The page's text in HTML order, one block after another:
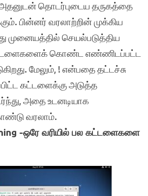
அதனுடன் தொடர்புடைய தருகத்தை
பின்னர் வரலாற்றின் முக்கிய
முனையத்தில் செயல்படுத்திய
கொண்ட எண்ணிடப்பட்ட
மேலும், ! என்பதை தட்டச்சு
கட்டளைக்கு அடுத்த
அதை உடனடியாக
வரலாம்.
-ஒரே வரியில் பல கட்டளைகளை